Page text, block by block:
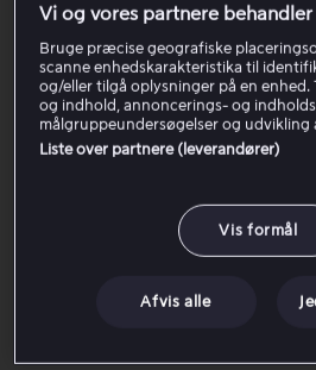
Log ind på browser
Log ind på Viaplay-appen
Log ind på Smart TV,
For at logge ud af din Viaplay-
Vi og vores partnere
Bruge præcise geografiske
scanne enhedskarakteristika til
og/eller tilgå oplysninger på en enhed.
og indhold, annoncerings- og
målgruppeundersøgelser og udvikling
Liste over partnere (leverandører)
Vis formål
Afvis alle